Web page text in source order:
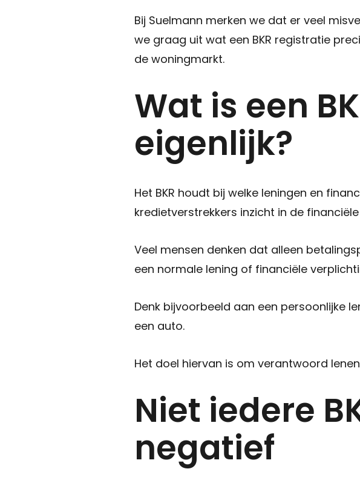
Bij Suelmann merken we dat er veel
we graag uit wat een BKR registratie
de woningmarkt.
Wat is een
eigenlijk?
Het BKR houdt bij welke leningen en
kredietverstrekkers inzicht in de
Veel mensen denken dat alleen
een normale lening of financiële
Denk bijvoorbeeld aan een persoonlijke
een auto.
Het doel hiervan is om verantwoord
Niet iedere
negatief